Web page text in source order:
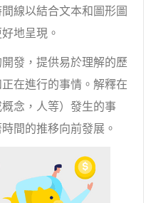
線以結合文本和圖形圖
地呈現。
發，提供易於理解的歷
在進行的事情。解釋在
念，人等）發生的事
間的推移向前發展。